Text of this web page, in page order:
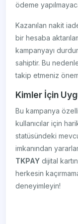
ödeme
Kazanılan nakit
bir hesaba
kampanyayı
sahiptir. Bu
takip etmeniz
Kimler İçin
Bu kampanya
kullanıcılar için
statüsündeki
imkanından
TKPAY dijital
herkesin
deneyimleyin!